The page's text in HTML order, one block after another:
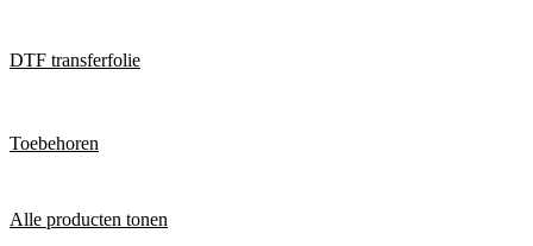
DTF transferfolie
Toebehoren
Alle producten tonen